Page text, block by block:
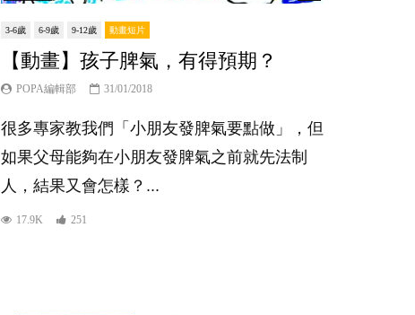
3-6歲 6-9歲 9-12歲 動畫短片
【動畫】孩子脾氣，有得預期？
POPA編輯部 31/01/2018
很多專家教我們「小朋友發脾氣要點做」，但
如果父母能夠在小朋友發脾氣之前就先法制
人，結果又會怎樣？...
17.9K 251